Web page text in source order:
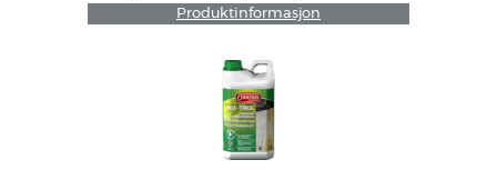
utendørs treverk.
Produktinformasjon